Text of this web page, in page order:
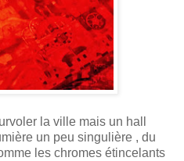
la ville mais un hall
un peu singulière , du
les chromes étincelants